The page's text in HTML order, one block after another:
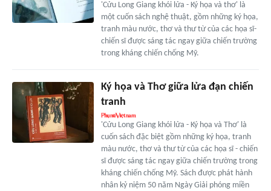
'Cửu Long Giang khói lửa - Ký họa và thơ' là
một cuốn sách nghệ thuật, gồm những ký họa,
tranh màu nước, thơ và thư từ của các họa sĩ-
chiến sĩ được sáng tác ngay giữa chiến trường
trong kháng chiến chống Mỹ.
Ký họa và Thơ giữa lửa đạn chiến
tranh
'Cửu Long Giang khói lửa - Ký họa và Thơ' là
cuốn sách đặc biệt gồm những ký họa, tranh
màu nước, thơ và thư từ của các họa sĩ - chiến
sĩ được sáng tác ngay giữa chiến trường trong
kháng chiến chống Mỹ. Sách được phát hành
nhân kỷ niệm 50 năm Ngày Giải phóng miền